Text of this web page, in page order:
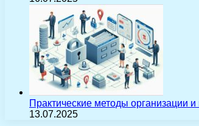
Практические методы организации
13.07.2025